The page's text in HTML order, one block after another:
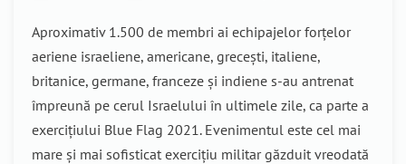
Aproximativ 1.500 de membri ai echipajelor forțelor
aeriene israeliene, americane, grecești, italiene,
britanice, germane, franceze și indiene s-au antrenat
împreună pe cerul Israelului în ultimele zile, ca parte a
exercițiului Blue Flag 2021. Evenimentul este cel mai
mare și mai sofisticat exercițiu militar găzduit vreodată